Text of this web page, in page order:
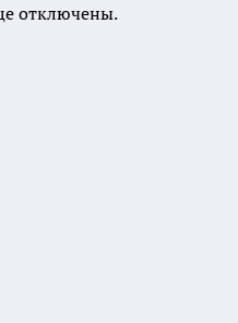
отключены.